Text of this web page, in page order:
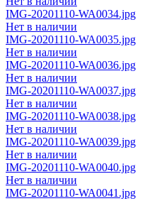
IMG-20201110-WA0034.jpg
Нет в наличии
IMG-20201110-WA0035.jpg
Нет в наличии
IMG-20201110-WA0036.jpg
Нет в наличии
IMG-20201110-WA0037.jpg
Нет в наличии
IMG-20201110-WA0038.jpg
Нет в наличии
IMG-20201110-WA0039.jpg
Нет в наличии
IMG-20201110-WA0040.jpg
Нет в наличии
IMG-20201110-WA0041.jpg